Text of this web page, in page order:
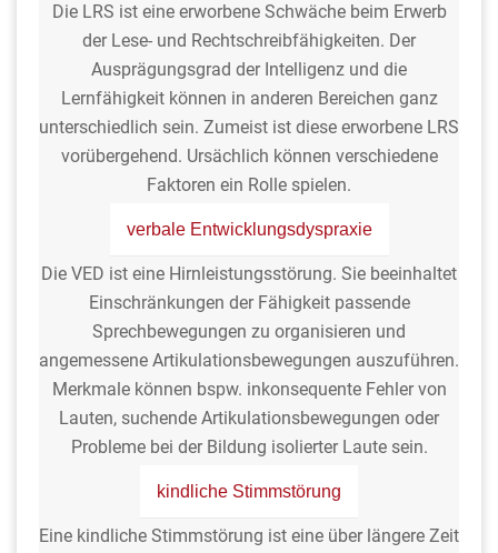
Die LRS ist eine erworbene Schwäche beim Erwerb
der Lese- und Rechtschreibfähigkeiten. Der
Ausprägungsgrad der Intelligenz und die
Lernfähigkeit können in anderen Bereichen ganz
unterschiedlich sein. Zumeist ist diese erworbene LRS
vorübergehend. Ursächlich können verschiedene
Faktoren ein Rolle spielen.
verbale Entwicklungsdyspraxie
Die VED ist eine Hirnleistungsstörung. Sie beeinhaltet
Einschränkungen der Fähigkeit passende
Sprechbewegungen zu organisieren und
angemessene Artikulationsbewegungen auszuführen.
Merkmale können bspw. inkonsequente Fehler von
Lauten, suchende Artikulationsbewegungen oder
Probleme bei der Bildung isolierter Laute sein.
kindliche Stimmstörung
Eine kindliche Stimmstörung ist eine über längere Zeit